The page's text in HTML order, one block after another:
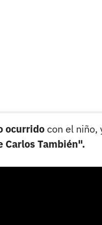
ocurrido con el niño,
Carlos También".